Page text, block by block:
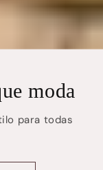
moda
para todas